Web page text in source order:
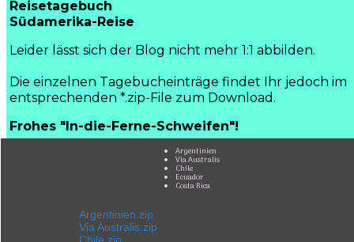
Reisetagebuch
Südamerika-Reise
Leider lässt sich der Blog nicht mehr 1:1 abbilden.
Die einzelnen Tagebucheinträge findet Ihr jedoch im
entsprechenden *.zip-File zum Download.
Frohes "In-die-Ferne-Schweifen"!
Argentinien
Via Australis
Chile
Ecuador
Costa Rica
Argentinien.zip
Via Australis.zip